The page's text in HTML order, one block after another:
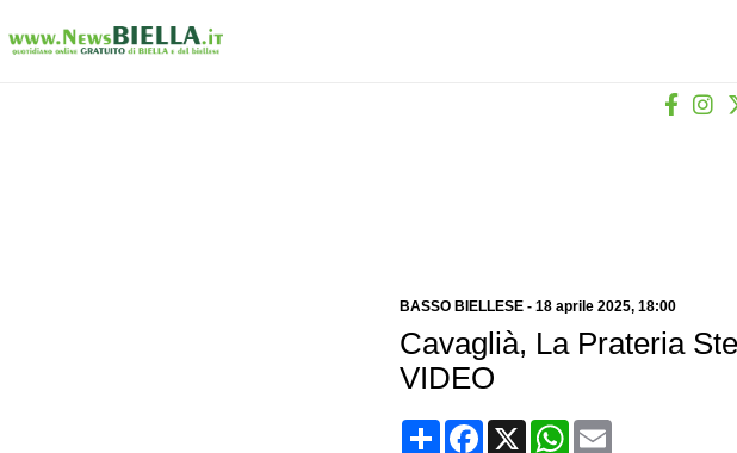
BASSO BIELLESE- 18 aprile 2025, 18:00
Cavaglià, La Prateria
VIDEO
CondividiFacebook
X WhatsApp
Email